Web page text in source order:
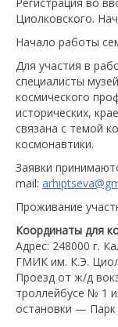
Циолковского.
Начало работы
Для участия в
специалисты
космического
исторических,
связана с темой
космонавтики.
Заявки
mail:
Проживание
Координаты для
Адрес: 248000 г.
ГМИК им. К.Э.
Проезд от ж/д
троллейбусе № 1
остановки — Парк